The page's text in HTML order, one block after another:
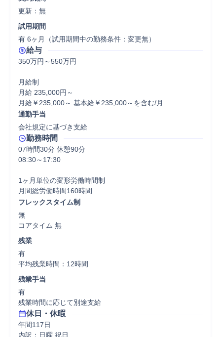
更新：無
試用期間
有 6ヶ月（試用期間中の勤務条件：変更無）
給与
350万円～550万円
月給制
月給 235,000円～
月給￥235,000～ 基本給￥235,000～を含む/月
通勤手当
会社規定に基づき支給
勤務時間
07時間30分 休憩90分
08:30～17:30
1ヶ月単位の変形労働時間制
フレックスタイム制
無
コアタイム 無
残業
有
平均残業時間：12時間
残業手当
有
残業時間に応じて別途支給
休日・休暇
年間117日
内訳：日曜 祝日